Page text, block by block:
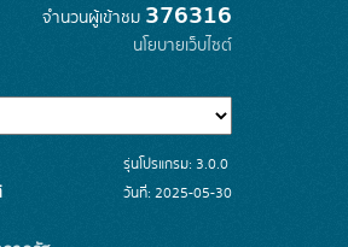
จำนวนผู้เข้าชม 376316
นโยบายเว็บไซต์
รุ่นโปรแกรม: 3.0.0
วันที่: 2025-05-30